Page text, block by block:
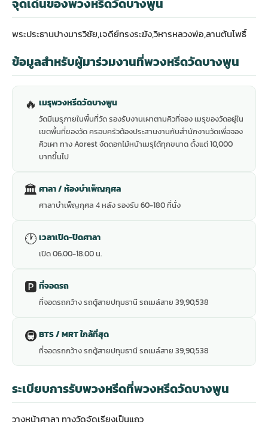
พระประธานปางมารวิชัย,เจดีย์ทรงระฆัง,วิหารหลวงพ่อ,ลานต้นโพธิ์
ข้อมูลสำหรับผู้มาร่วมงานที่พวงหรีดวัดบางพูน
🔥 เมรุพวงหรีดวัดบางพูน
วัดมีเมรุภายในพื้นที่วัด รองรับงานเผาตามคิวที่จอง เมรุของวัดอยู่ใน
เขตพื้นที่ของวัด ครอบครัวต้องประสานงานกับสำนักงานวัดเพื่อจอง
คิวเผา ทาง Aorest จัดดอกไม้หน้าเมรุได้ทุกขนาด ตั้งแต่ 10,000
บาทขึ้นไป
🏛 ศาลา / ห้องบำเพ็ญกุศล
ศาลาบำเพ็ญกุศล 4 หลัง รองรับ 60-180 ที่นั่ง
🕐 เวลาเปิด-ปิดศาลา
เปิด 06.00-18.00 น.
🅿️ ที่จอดรถ
ที่จอดรถกว้าง รถตู้สายปทุมธานี รถเมล์สาย 39,90,538
🚇BTS / MRT ใกล้ที่สุด
ที่จอดรถกว้าง รถตู้สายปทุมธานี รถเมล์สาย 39,90,538
ระเบียบการรับพวงหรีดที่พวงหรีดวัดบางพูน
วางหน้าศาลา ทางวัดจัดเรียงเป็นแถว